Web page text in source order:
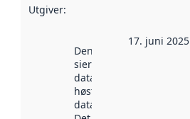
Utgiver:
Denne datoen
sier når
datasettet ble
høstet av
data.norge.no.
17. juni 2025